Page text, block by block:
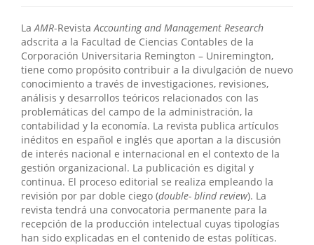
LaAMR-RevistaAccounting and Management Research
adscrita a la Facultad de Ciencias Contables de la
Corporación Universitaria Remington – Uniremington,
tiene como propósito contribuir a la divulgación de nuevo
conocimiento a través de investigaciones, revisiones,
análisis y desarrollos teóricos relacionados con las
problemáticas del campo de la administración, la
contabilidad y la economía. La revista publica artículos
inéditos en español e inglés que aportan a la discusión
de interés nacional e internacional en el contexto de la
gestión organizacional. La publicación es digital y
continua. El proceso editorial se realiza empleando la
revisión por par doble ciego (double- blind review). La
revista tendrá una convocatoria permanente para la
recepción de la producción intelectual cuyas tipologías
han sido explicadas en el contenido de estas políticas.